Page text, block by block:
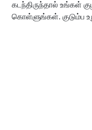
கடந்திருந்தால் உங்கள்
கொள்ளுங்கள். குடும்ப